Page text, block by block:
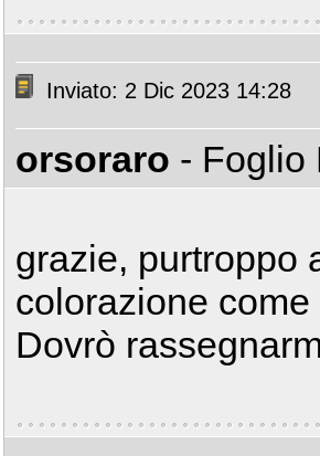
Inviato: 2 Dic 2023 14:28
orsoraro - Foglio
grazie, purtroppo
colorazione come
Dovrò